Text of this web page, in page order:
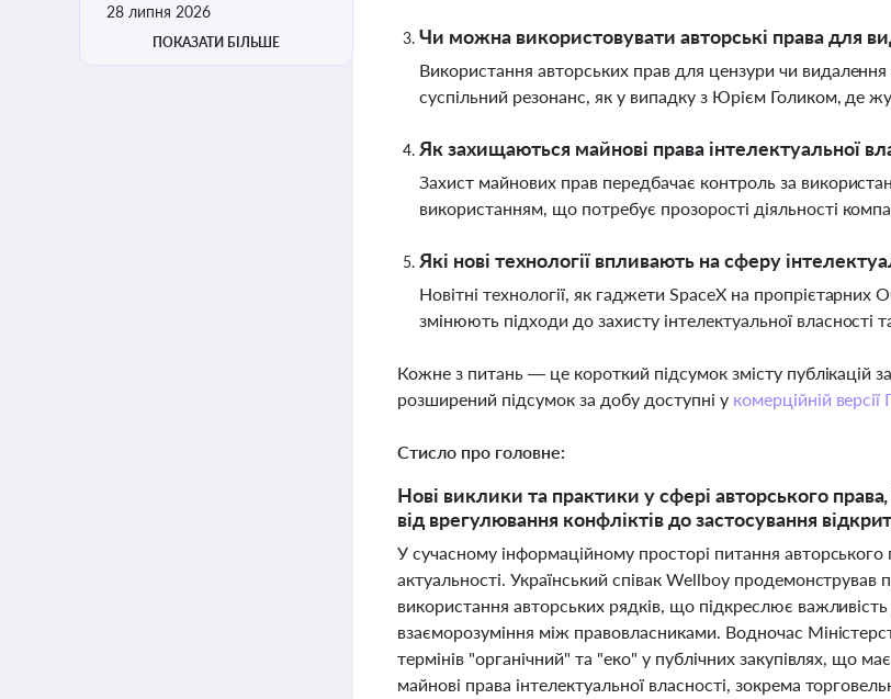
28 липня 2026
ПОКАЗАТИ БІЛЬШЕ Чи можна використовувати авторські права для
Використання авторських прав для цензури чи
суспільний резонанс, як у випадку з Юрієм Голиком, де
Як захищаються майнові права інтелектуальної
Захист майнових прав передбачає контроль за
використанням, що потребує прозорості діяльності
Які нові технології впливають на сферу
Новітні технології, як гаджети SpaceX на пропрієтарних
змінюють підходи до захисту інтелектуальної власності
Кожне з питань — це короткий підсумок змісту
розширений підсумок за добу доступні у комерційній
Стисло про головне:
Нові виклики та практики у сфері авторського
від врегулювання конфліктів до застосування
У сучасному інформаційному просторі питання авторського
актуальності. Український співак Wellboy
використання авторських рядків, що підкреслює
взаєморозуміння між правовласниками. Водночас
термінів "органічний" та "еко" у публічних закупівлях, що
майнові права інтелектуальної власності, зокрема